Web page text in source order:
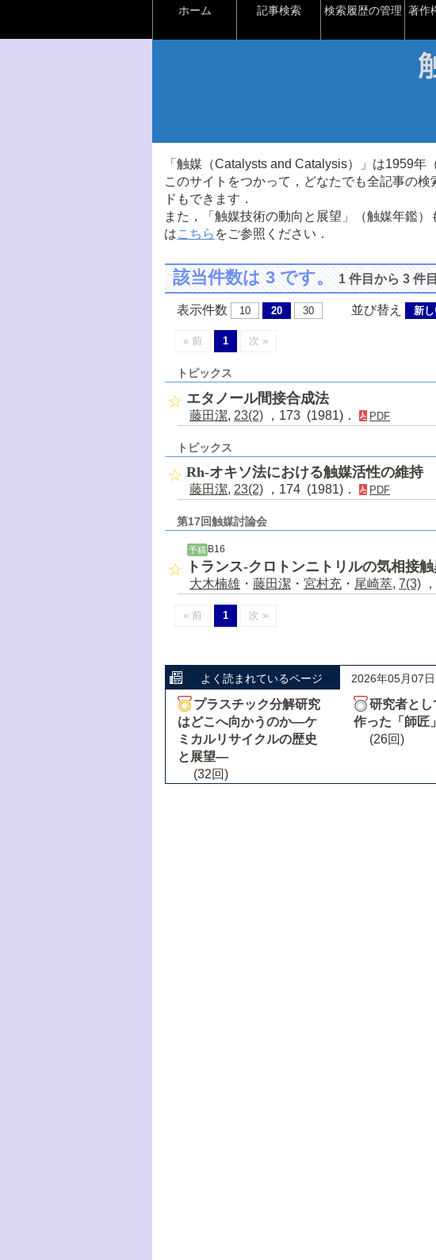
ホーム 記事検索 検索履歴の管理 著作
「触媒（Catalysts and Catalysis）」は1959年
このサイトをつかって，どなたでも全記事の
ドもできます．
また，「触媒技術の動向と展望」（触媒年鑑
はこちら をご参照ください．
該当件数は 3 です。1 件目から 3 件
表示件数 10 20 30 並び替え 新
« 前 1 次 »
トピックス
エタノール間接合成法
藤田潔, 23(2) ，173 (1981)． PDF
トピックス
Rh-オキソ法における触媒活性の維持
藤田潔, 23(2) ，174 (1981)． PDF
第17回触媒討論会
予稿B16
トランス-クロトンニトリルの気相接
大木楠雄 ・ 藤田潔 ・ 宮村充 ・ 尾崎萃, 7(3)
« 前 1 次 »
よく読まれているページ 2026年05月07
プラスチック分解研究
はどこへ向かうのか―ケ
ミカルリサイクルの歴史
と展望―
(32回)
研究者と
作った「師匠
(26回)